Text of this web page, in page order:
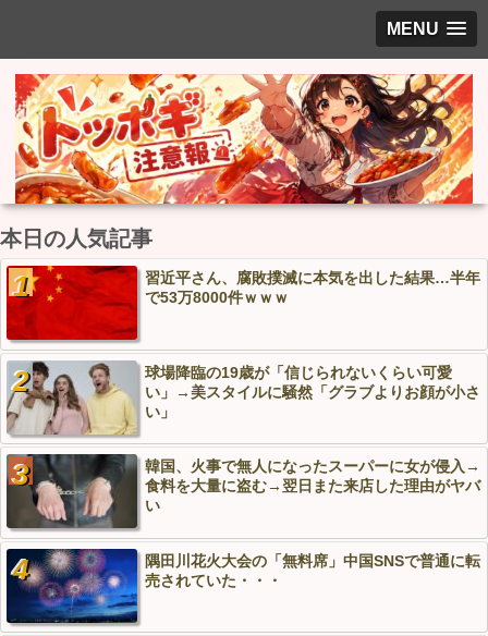
MENU
本日の人気記事
習近平さん、腐敗撲滅に本気を出した結果…半年
で53万8000件ｗｗｗ
球場降臨の19歳が「信じられないくらい可愛
い」→美スタイルに騒然「グラブよりお顔が小さ
い」
韓国、火事で無人になったスーパーに女が侵入→
食料を大量に盗む→翌日また来店した理由がヤバ
い
隅田川花火大会の「無料席」中国SNSで普通に転
売されていた・・・